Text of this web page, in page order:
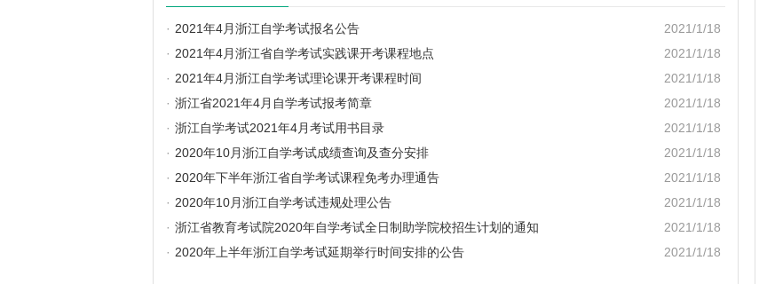
2021/1/18
· 2021年4月浙江自学考试报名公告
2021/1/18
· 2021年4月浙江省自学考试实践课开考课程地点
2021/1/18
· 2021年4月浙江自学考试理论课开考课程时间
2021/1/18
· 浙江省2021年4月自学考试报考简章
2021/1/18
· 浙江自学考试2021年4月考试用书目录
2021/1/18
· 2020年10月浙江自学考试成绩查询及查分安排
2021/1/18
· 2020年下半年浙江省自学考试课程免考办理通告
2021/1/18
· 2020年10月浙江自学考试违规处理公告
2021/1/18
· 浙江省教育考试院2020年自学考试全日制助学院校招生计划的通知
2021/1/18
· 2020年上半年浙江自学考试延期举行时间安排的公告